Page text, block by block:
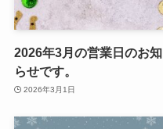
2026年3月の営業日のお知
らせです。
2026年3月1日